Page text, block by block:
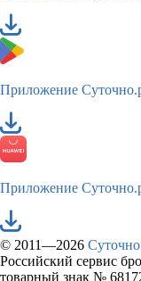
Приложение
Приложение
© 2011—2026
Российский сервис
товарный знак №